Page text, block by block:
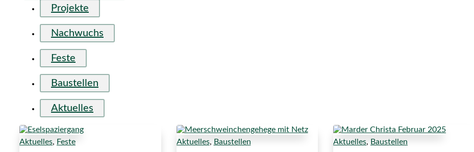
Projekte
Nachwuchs
Feste
Baustellen
Aktuelles
Aktuelles, Feste Aktuelles, Baustellen Aktuelles, Baustellen